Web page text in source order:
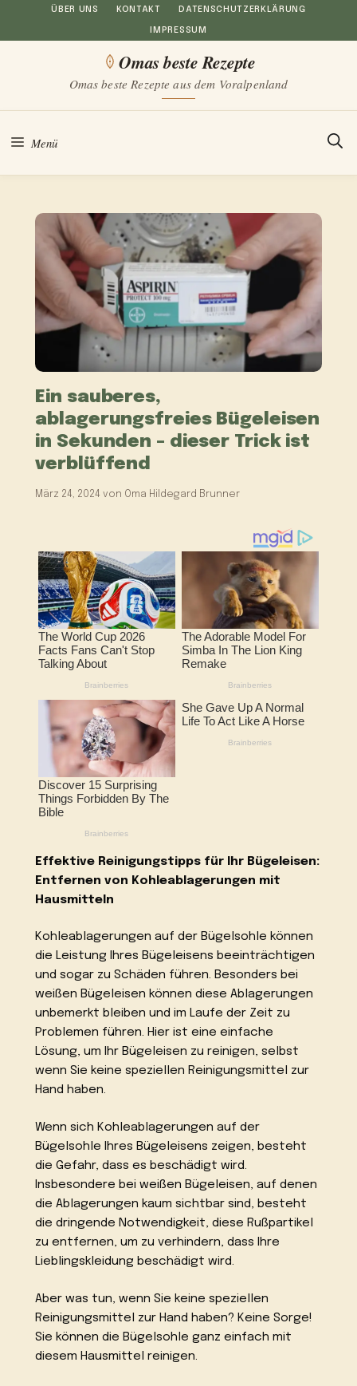
Inhalt
ÜBER UNS KONTAKT DATENSCHUTZERKLÄRUNG
IMPRESSUM
Omas beste Rezepte
Omas beste Rezepte aus dem Voralpenland
Menü
Ein sauberes,
ablagerungsfreies Bügeleisen
in Sekunden – dieser Trick ist
verblüffend
März 24, 2024 von Oma Hildegard Brunner
Effektive Reinigungstipps für Ihr Bügeleisen:
Entfernen von Kohleablagerungen mit
Hausmitteln
Kohleablagerungen auf der Bügelsohle können
die Leistung Ihres Bügeleisens beeinträchtigen
und sogar zu Schäden führen. Besonders bei
weißen Bügeleisen können diese Ablagerungen
unbemerkt bleiben und im Laufe der Zeit zu
Problemen führen. Hier ist eine einfache
Lösung, um Ihr Bügeleisen zu reinigen, selbst
wenn Sie keine speziellen Reinigungsmittel zur
Hand haben.
Wenn sich Kohleablagerungen auf der
Bügelsohle Ihres Bügeleisens zeigen, besteht
die Gefahr, dass es beschädigt wird.
Insbesondere bei weißen Bügeleisen, auf denen
die Ablagerungen kaum sichtbar sind, besteht
die dringende Notwendigkeit, diese Rußpartikel
zu entfernen, um zu verhindern, dass Ihre
Lieblingskleidung beschädigt wird.
Aber was tun, wenn Sie keine speziellen
Reinigungsmittel zur Hand haben? Keine Sorge!
Sie können die Bügelsohle ganz einfach mit
diesem Hausmittel reinigen.